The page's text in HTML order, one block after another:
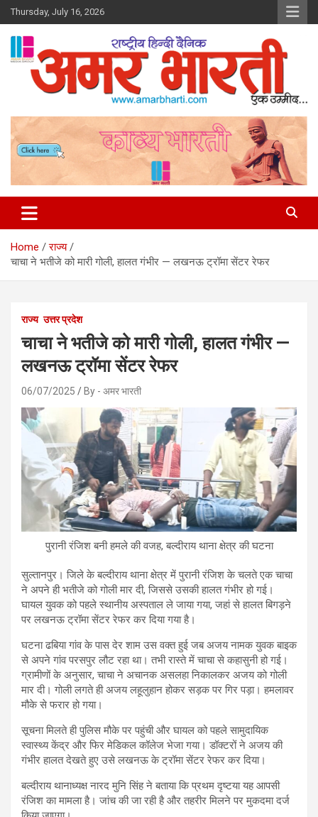
Skip
to
content
Thursday, July 16, 2026
Amar Bharti Media Group
Home
राज्य
चाचा ने भतीजे को मारी गोली, हालत गंभीर — लखनऊ ट्रॉमा सेंटर रेफर
राज्य उत्तर प्रदेश
चाचा ने भतीजे को मारी गोली, हालत गंभीर —
लखनऊ ट्रॉमा सेंटर रेफर
06/07/2025 By - अमर भारती
पुरानी रंजिश बनी हमले की वजह, बल्दीराय थाना क्षेत्र की घटना
सुल्तानपुर। जिले के बल्दीराय थाना क्षेत्र में पुरानी रंजिश के चलते एक चाचा
ने अपने ही भतीजे को गोली मार दी, जिससे उसकी हालत गंभीर हो गई।
घायल युवक को पहले स्थानीय अस्पताल ले जाया गया, जहां से हालत बिगड़ने
पर लखनऊ ट्रॉमा सेंटर रेफर कर दिया गया है।
घटना ढबिया गांव के पास देर शाम उस वक्त हुई जब अजय नामक युवक बाइक
से अपने गांव परसपुर लौट रहा था। तभी रास्ते में चाचा से कहासुनी हो गई।
ग्रामीणों के अनुसार, चाचा ने अचानक असलहा निकालकर अजय को गोली
मार दी। गोली लगते ही अजय लहूलुहान होकर सड़क पर गिर पड़ा। हमलावर
मौके से फरार हो गया।
सूचना मिलते ही पुलिस मौके पर पहुंची और घायल को पहले सामुदायिक
स्वास्थ्य केंद्र और फिर मेडिकल कॉलेज भेजा गया। डॉक्टरों ने अजय की
गंभीर हालत देखते हुए उसे लखनऊ के ट्रॉमा सेंटर रेफर कर दिया।
बल्दीराय थानाध्यक्ष नारद मुनि सिंह ने बताया कि प्रथम दृष्टया यह आपसी
रंजिश का मामला है। जांच की जा रही है और तहरीर मिलने पर मुकदमा दर्ज